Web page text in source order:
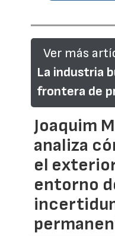
Ver más
La industria
frontera de
Joaquim
analiza
el
entorno